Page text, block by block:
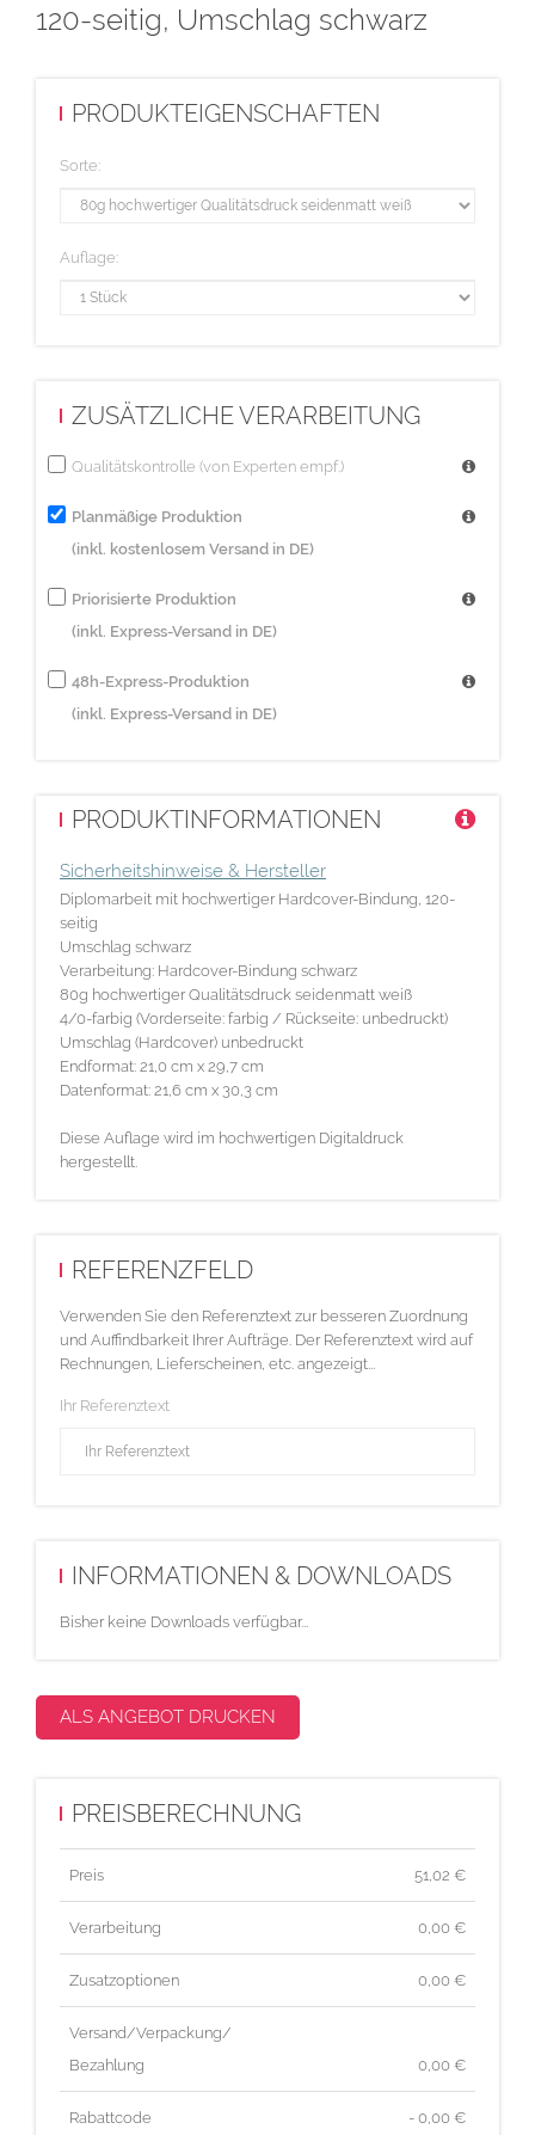
120-seitig, Umschlag schwarz
PRODUKTEIGENSCHAFTEN
Sorte:
Auflage:
ZUSÄTZLICHE VERARBEITUNG
Qualitätskontrolle (von Experten empf.)
Planmäßige Produktion
(inkl. kostenlosem Versand in DE)
Priorisierte Produktion
(inkl. Express-Versand in DE)
48h-Express-Produktion
(inkl. Express-Versand in DE)
PRODUKTINFORMATIONEN
Sicherheitshinweise & Hersteller
Diplomarbeit mit hochwertiger Hardcover-Bindung, 120-
seitig
Umschlag schwarz
Verarbeitung: Hardcover-Bindung schwarz
80g hochwertiger Qualitätsdruck seidenmatt weiß
4/0-farbig (Vorderseite: farbig / Rückseite: unbedruckt)
Umschlag (Hardcover) unbedruckt
Endformat: 21,0 cm x 29,7 cm
Datenformat: 21,6 cm x 30,3 cm
Diese Auflage wird im hochwertigen Digitaldruck
hergestellt.
REFERENZFELD
Verwenden Sie den Referenztext zur besseren Zuordnung
und Auffindbarkeit Ihrer Aufträge. Der Referenztext wird auf
Rechnungen, Lieferscheinen, etc. angezeigt...
Ihr Referenztext
INFORMATIONEN & DOWNLOADS
Bisher keine Downloads verfügbar...
ALS ANGEBOT DRUCKEN
PREISBERECHNUNG
Preis 51,02 €
Verarbeitung 0,00 €
Zusatzoptionen 0,00 €
Versand/Verpackung/
Bezahlung
0,00 €
Rabattcode - 0,00 €